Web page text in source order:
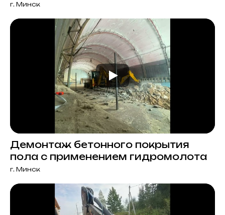
г. Минск
Демонтаж бетонного покрытия
пола с применением гидромолота
г. Минск